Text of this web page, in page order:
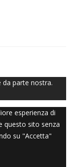
da parte nostra.
esperienza di
questo sito senza
su "Accetta"